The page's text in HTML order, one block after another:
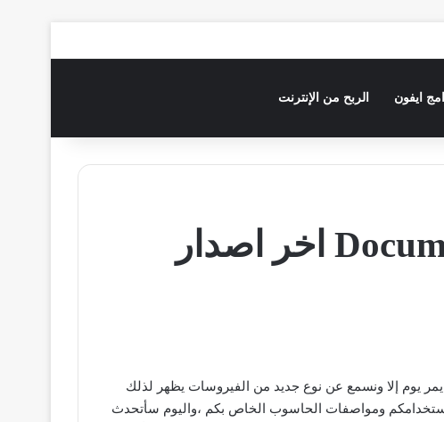
ايفون الربح من الإنترنت
يوم إلا ونسمع عن نوع جديد من الفيروسات يظهر لذلك
استخدامكم ومواصفات الحاسوب الخاص بكم ،واليوم سأتحدث